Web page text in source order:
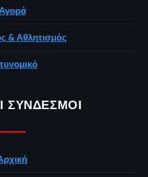
Αγορά
& Αθλητισμός
ΣΎΝΔΕΣΜΟΙ